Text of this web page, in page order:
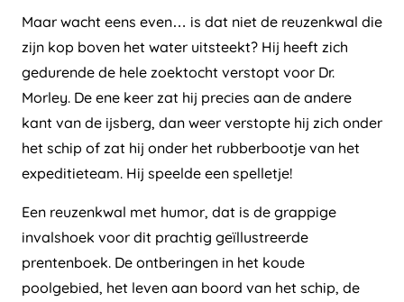
Maar wacht eens even… is dat niet de reuzenkwal die
zijn kop boven het water uitsteekt? Hij heeft zich
gedurende de hele zoektocht verstopt voor Dr.
Morley. De ene keer zat hij precies aan de andere
kant van de ijsberg, dan weer verstopte hij zich onder
het schip of zat hij onder het rubberbootje van het
expeditieteam. Hij speelde een spelletje!
Een reuzenkwal met humor, dat is de grappige
invalshoek voor dit prachtig geïllustreerde
prentenboek. De ontberingen in het koude
poolgebied, het leven aan boord van het schip, de